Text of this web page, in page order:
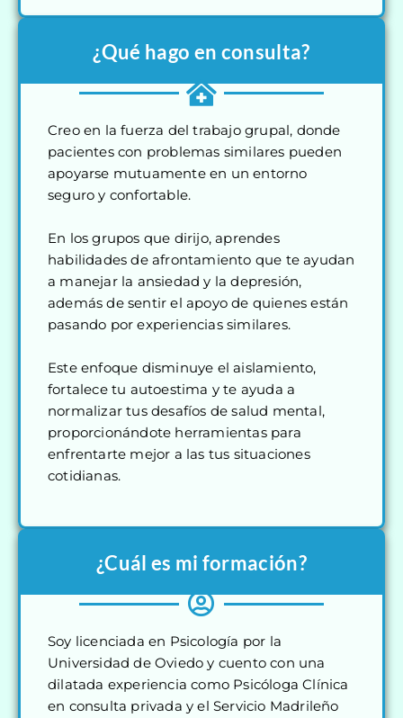
¿Qué hago en consulta?
Creo en la fuerza del trabajo grupal, donde
pacientes con problemas similares pueden
apoyarse mutuamente en un entorno
seguro y confortable.
En los grupos que dirijo, aprendes
habilidades de afrontamiento que te ayudan
a manejar la ansiedad y la depresión,
además de sentir el apoyo de quienes están
pasando por experiencias similares.
Este enfoque disminuye el aislamiento,
fortalece tu autoestima y te ayuda a
normalizar tus desafíos de salud mental,
proporcionándote herramientas para
enfrentarte mejor a las tus situaciones
cotidianas.
¿Cuál es mi formación?
Soy licenciada en Psicología por la
Universidad de Oviedo y cuento con una
dilatada experiencia como Psicóloga Clínica
en consulta privada y el Servicio Madrileño